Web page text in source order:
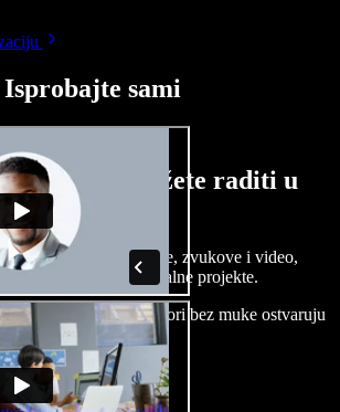
Isprobajte sami
što možete raditi u
dodajte besplatne slike, zvukove i video,
sjajne audio-vizualne projekte.
u pregledniku, autori bez muke ostvaruju